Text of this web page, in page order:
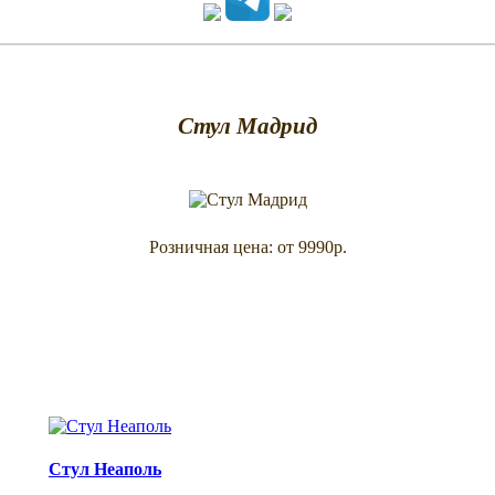
Стул Мадрид
Розничная цена: от 9990р.
Стул Неаполь